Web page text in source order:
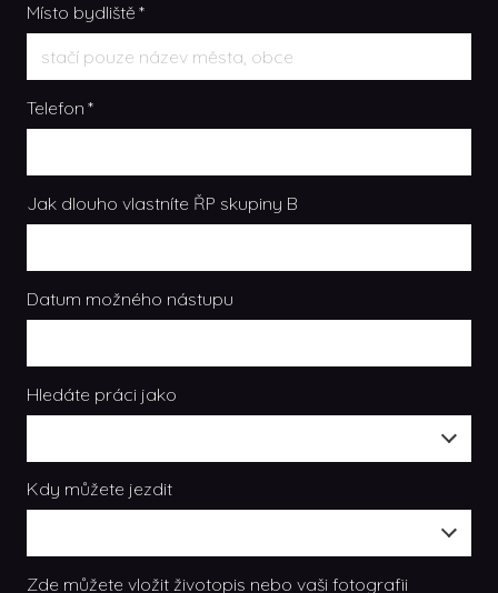
Místo bydliště *
Telefon *
Jak dlouho vlastníte ŘP skupiny B
Datum možného nástupu
Hledáte práci jako
Kdy můžete jezdit
Zde můžete vložit životopis nebo vaši fotografii